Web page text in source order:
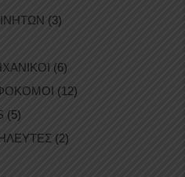
(3)
(6)
(12)
(5)
(2)